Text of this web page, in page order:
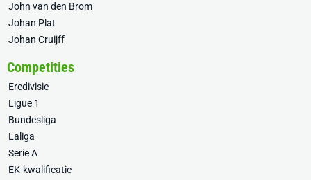
John van den Brom
Johan Plat
Johan Cruijff
Competities
Eredivisie
Ligue 1
Bundesliga
Laliga
Serie A
EK-kwalificatie